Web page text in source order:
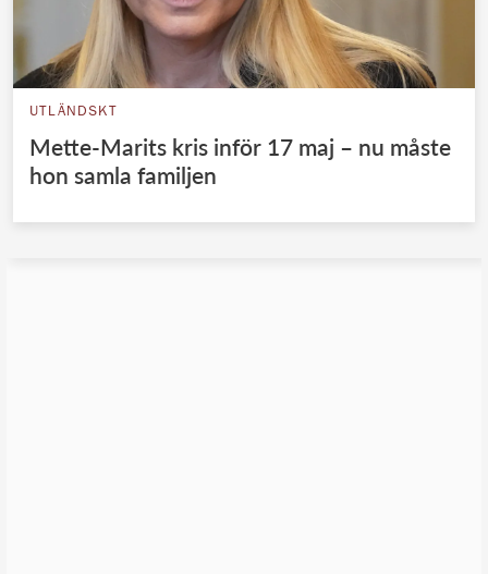
UTLÄNDSKT
Mette-Marits kris inför 17 maj – nu måste
hon samla familjen